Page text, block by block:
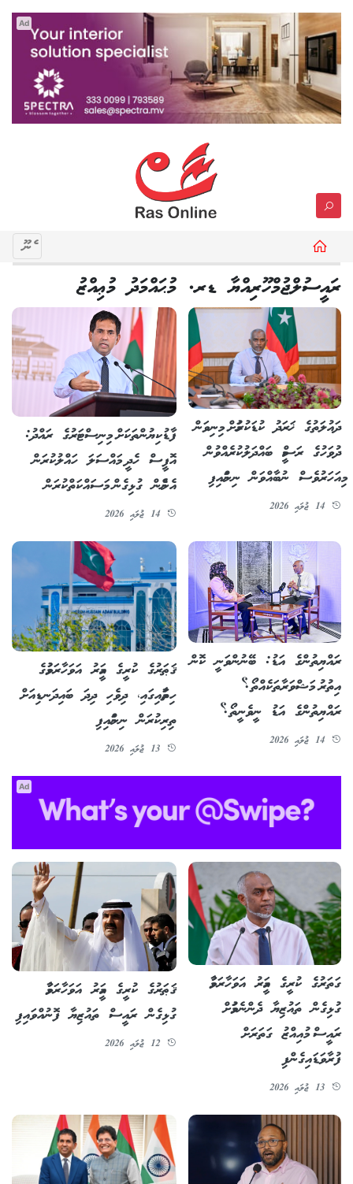
Ad
މެނޫ
ރައީސުލްޖުމްހޫރިއްޔާ ޑރ. މުޙައްމަދު މުޢިއްޒު
ދައުލަތުގެ ޚަރަދު ކުޑަކުރުމަށް މިނިވަން
ދުވަހުގެ ރަސްމީ ބައްދަލުކުރެއްވުން
މިއަހަރުވެސް ނުބާއްވަން ނިންމައިފި
14 ޖުލައި 2026
ފާޑުކިޔުންތަކަށް މިނިސްޓަރުގެ ރައްދު:
އޮފީސް ހެދީ މައްސަލަ ހައްލުކުރަން
އެންމެން ގުޅިގެން މަސައްކަތްކުރަން
14 ޖުލައި 2026
ރައްޔިތުންގެ އަޑު: ބޭނުންވަނީ ކޮން
އިތުރު މަޝްވަރާތަކެއްތޯ؟
ރައްޔިތުންގެ އަޑު ނީވެނީތޯ؟
14 ޖުލައި 2026
ޤަޠަރުގެ ކުރީގެ އަމީރު އަވަހާރަވުމުގެ
ހިތާމައިގައި، ދިވެހި ދިދަ ބައިދަނޑިއަށް
ތިރިކުރަން ނިންމައިފި
Ad
ގަތަރުގެ ކުރީގެ އަމީރު އަވަހާރަވުމާ
ގުޅިގެން ތައުޒިޔާ ދެންނެވުމަށް
ރައީސް މުއިއްޒު ގަތަރަށް
ފުރާވަޑައިގެންފި
ޤަޠަރުގެ ކުރީގެ އަމީރު އަވަހާރަވުމާ
ގުޅިގެން ރައީސް ތައުޒިޔާ ފޮނުއްވައިފި